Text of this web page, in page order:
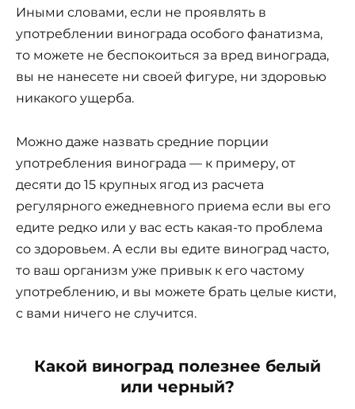
Иными словами, если не проявлять в
употреблении винограда особого фанатизма,
то можете не беспокоиться за вред винограда,
вы не нанесете ни своей фигуре, ни здоровью
никакого ущерба.
Можно даже назвать средние порции
употребления винограда — к примеру, от
десяти до 15 крупных ягод из расчета
регулярного ежедневного приема если вы его
едите редко или у вас есть какая-то проблема
со здоровьем. А если вы едите виноград часто,
то ваш организм уже привык к его частому
употреблению, и вы можете брать целые кисти,
с вами ничего не случится.
Какой виноград полезнее белый
или черный?